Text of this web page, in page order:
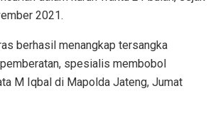
2021.
berhasil menangkap tersangka
spesialis membobol
M Iqbal di Mapolda Jateng, Jumat